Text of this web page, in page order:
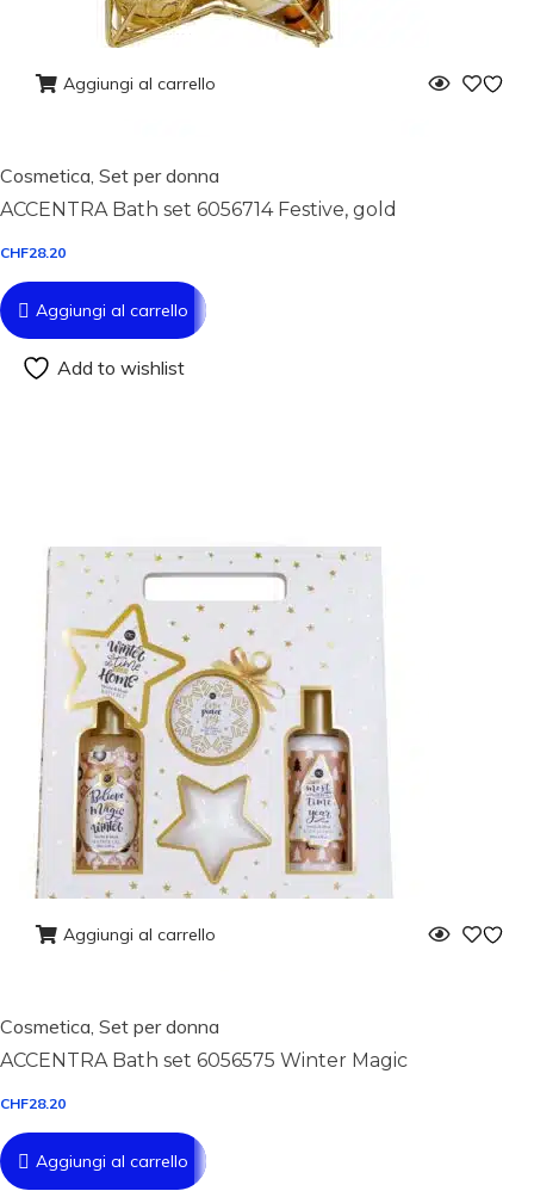
Aggiungi al carrello
Cosmetica, Set per donna
ACCENTRA Bath set 6056714 Festive, gold
CHF28.20
Aggiungi al carrello
Add to wishlist
Aggiungi al carrello
Cosmetica, Set per donna
ACCENTRA Bath set 6056575 Winter Magic
CHF28.20
Aggiungi al carrello